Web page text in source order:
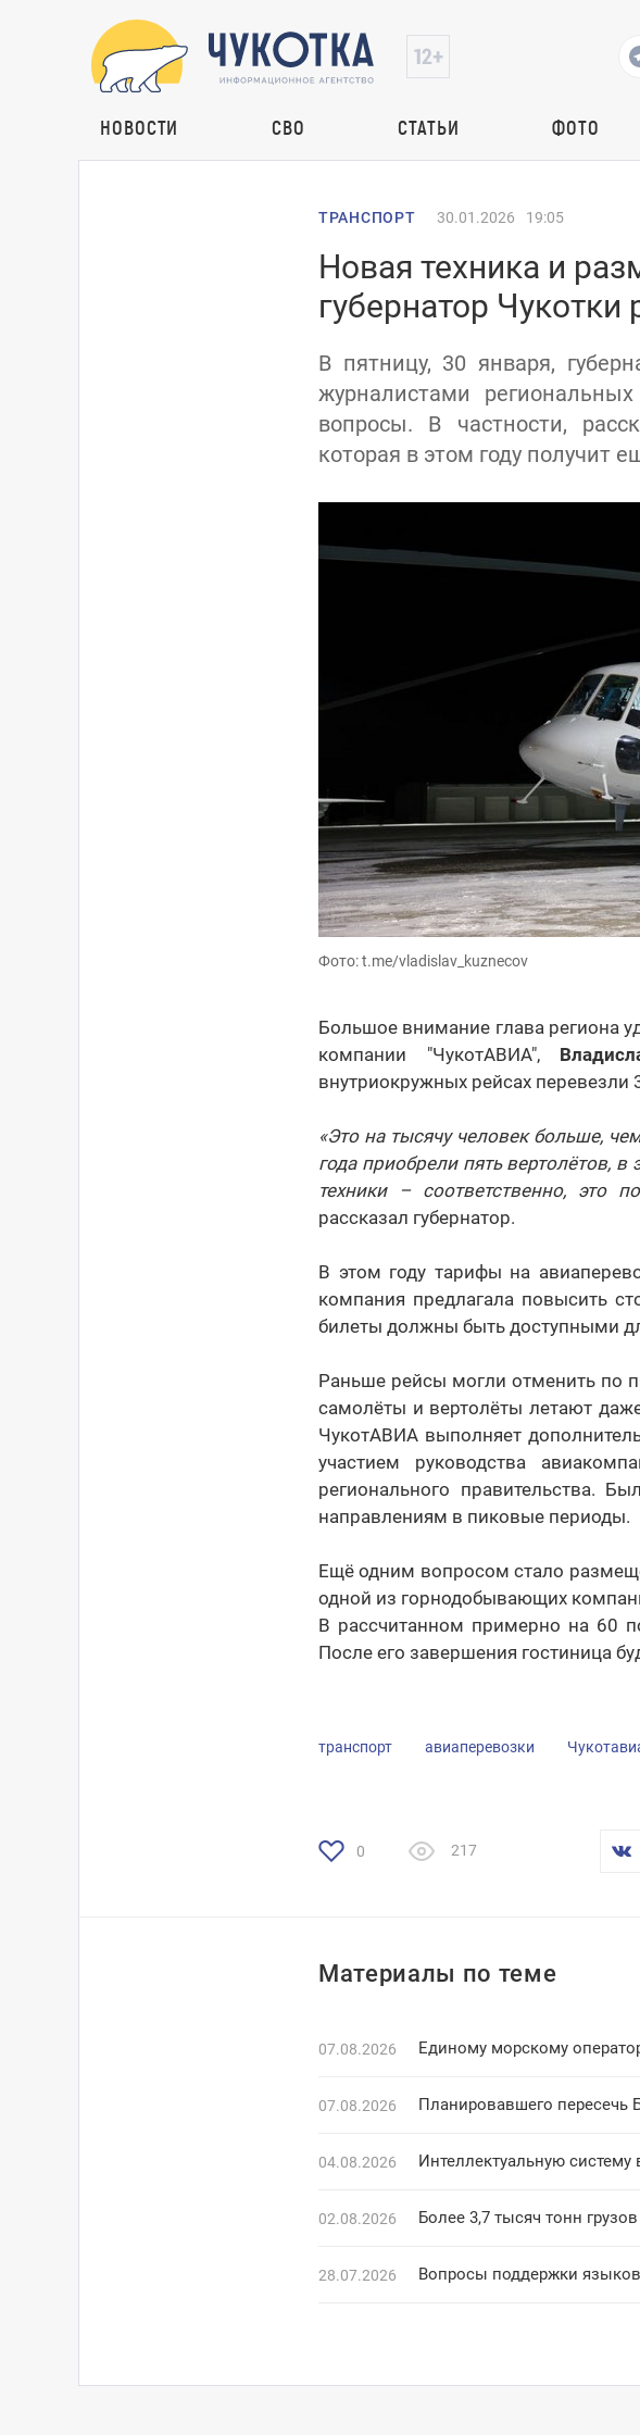
НОВОСТИ СВО СТАТЬИ ФОТО
ТРАНСПОРТ 30.01.2026 19:05
Новая техника и
губернатор Чукотки
В пятницу, 30 января,
журналистами
вопросы. В частности,
которая в этом году получит
Фото: t.me/vladislav_kuznecov
Большое внимание глава региона
компании "ЧукотАВИА",
внутриокружных рейсах перевезли
«Это на тысячу человек больше,
года приобрели пять вертолётов,
техники – соответственно, это
рассказал губернатор.
В этом году тарифы на
компания предлагала повысить
билеты должны быть доступными
Раньше рейсы могли отменить по
самолёты и вертолёты летают
ЧукотАВИА выполняет
участием руководства
регионального правительства.
направлениям в пиковые периоды.
Ещё одним вопросом стало
одной из горнодобывающих
В рассчитанном примерно на 60
После его завершения гостиница
транспорт авиаперевозки
0 217
Материалы по теме
07.08.2026 Единому морскому
07.08.2026 Планировавшего пересечь
04.08.2026 Интеллектуальную
02.08.2026 Более 3,7 тысяч тонн
28.07.2026 Вопросы поддержки